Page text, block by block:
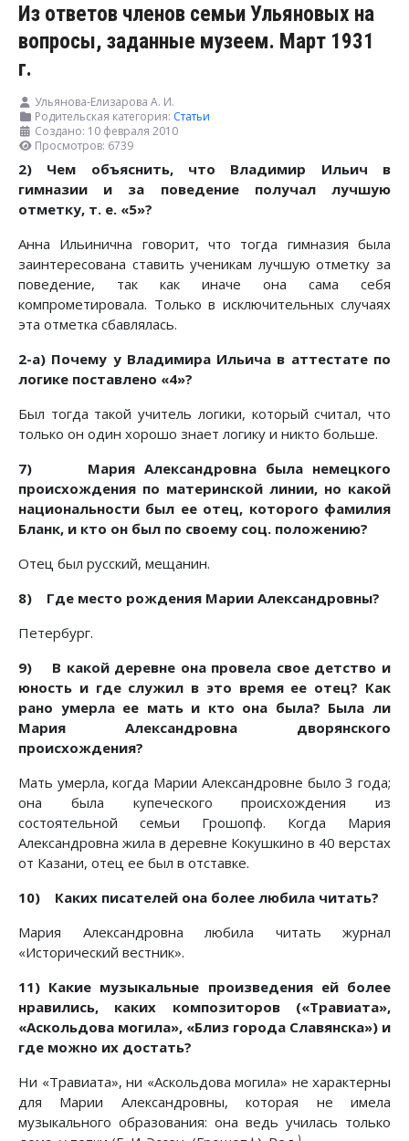
Из ответов членов семьи Ульяновых на
вопросы, заданные музеем. Март 1931
г.
Ульянова-Елизарова А. И.
Родительская категория: Статьи
Создано: 10 февраля 2010
Просмотров: 6739
2) Чем объяснить, что Владимир Ильич в
гимназии и за поведение получал лучшую
отметку, т. е. «5»?
Анна Ильинична говорит, что тогда гимназия была
заинтересована ставить ученикам лучшую отметку за
поведение, так как иначе она сама себя
компрометировала. Только в исключительных случаях
эта отметка сбавлялась.
2-а) Почему у Владимира Ильича в аттестате по
логике поставлено «4»?
Был тогда такой учитель логики, который считал, что
только он один хорошо знает логику и никто больше.
7) Мария Александровна была немецкого
происхождения по материнской линии, но какой
национальности был ее отец, которого фамилия
Бланк, и кто он был по своему соц. положению?
Отец был русский, мещанин.
8) Где место рождения Марии Александровны?
Петербург.
9) В какой деревне она провела свое детство и
юность и где служил в это время ее отец? Как
рано умерла ее мать и кто она была? Была ли
Мария Александровна дворянского
происхождения?
Мать умерла, когда Марии Александровне было 3 года;
она была купеческого происхождения из
состоятельной семьи Грошопф. Когда Мария
Александровна жила в деревне Кокушкино в 40 верстах
от Казани, отец ее был в отставке.
10) Каких писателей она более любила читать?
Мария Александровна любила читать журнал
«Исторический вестник».
11) Какие музыкальные произведения ей более
нравились, каких композиторов («Травиата»,
«Аскольдова могила», «Близ города Славянска») и
где можно их достать?
Ни «Травиата», ни «Аскольдова могила» не характерны
для Марии Александровны, которая не имела
музыкального образования: она ведь училась только
)